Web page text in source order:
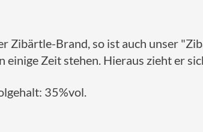
Zibärtle-Brand, so ist auch unser
einige Zeit stehen. Hieraus zieht er
35%vol.